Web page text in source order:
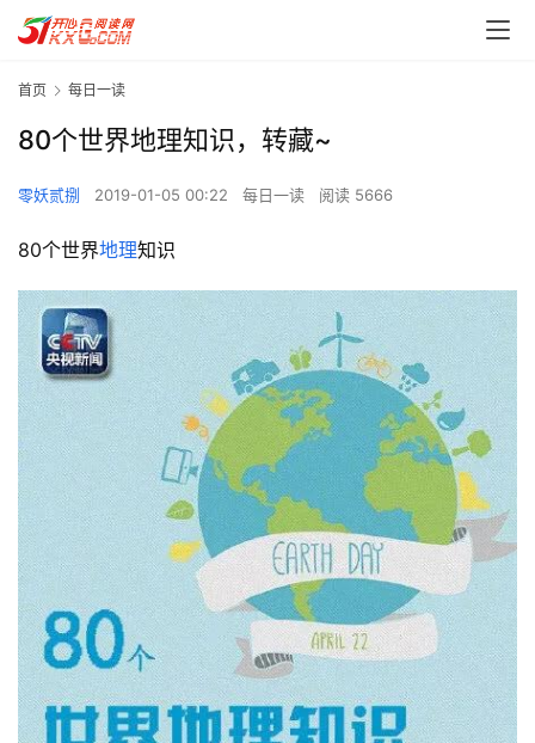
首页 每日一读
80个世界地理知识，转藏~
零妖贰捌 2019-01-05 00:22 每日一读 阅读 5666
80个世界地理知识